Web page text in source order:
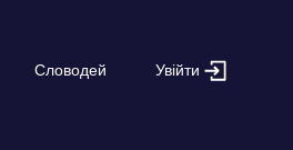
Словодей Увійти